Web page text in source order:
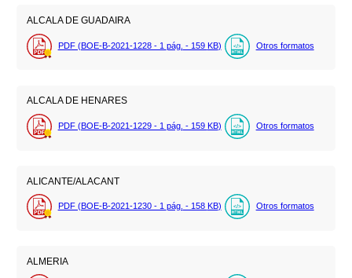
ALCALA DE GUADAIRA
PDF (BOE-B-2021-1228 - 1 pág. - 159 KB) Otros formatos
ALCALA DE HENARES
PDF (BOE-B-2021-1229 - 1 pág. - 159 KB) Otros formatos
ALICANTE/ALACANT
PDF (BOE-B-2021-1230 - 1 pág. - 158 KB) Otros formatos
ALMERIA